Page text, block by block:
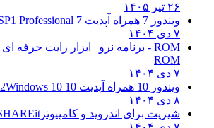
۲۶ تیر ۱۴۰۵
ویندوز 7 همراه آپدیت 7 SP1
SP1 Professional
ROM - برنامه نرو | ابزار رایت حرفه ای و
ROM
ویندوز 10 همراه آپدیت 10 22H2
Windows 10
شیریت برای اندروید و کامپیوترSHAREit